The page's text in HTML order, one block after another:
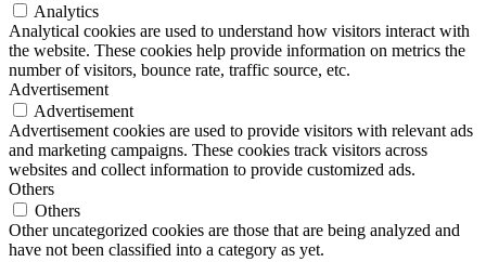
Analytics
Analytical cookies are used to understand how visitors interact with
the website. These cookies help provide information on metrics the
number of visitors, bounce rate, traffic source, etc.
Advertisement
Advertisement
Advertisement cookies are used to provide visitors with relevant ads
and marketing campaigns. These cookies track visitors across
websites and collect information to provide customized ads.
Others
Others
Other uncategorized cookies are those that are being analyzed and
have not been classified into a category as yet.